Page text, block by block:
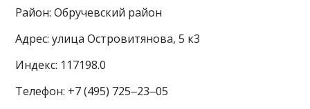
Район: Обручевский район
Адрес: улица Островитянова, 5 к3
Индекс: 117198.0
Телефон: +7 (495) 725‒23‒05